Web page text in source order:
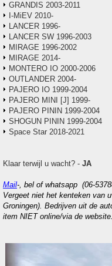
GRANDIS 2003-2011
I-MiEV 2010-
LANCER 1996-
LANCER SW 1996-2003
MIRAGE 1996-2002
MIRAGE 2014-
MONTERO IO 2000-2006
OUTLANDER 2004-
PAJERO IO 1999-2004
PAJERO MINI [J] 1999-
PAJERO PININ 1999-2004
SHOGUN PININ 1999-2004
Space Star 2018-2021
Klaar terwijl u wacht? - JA
Mail-, bel of whatsapp (06-
Vergeet niet het kenteken van
Groningen). Bedrijven uit de
item NIET online/via de